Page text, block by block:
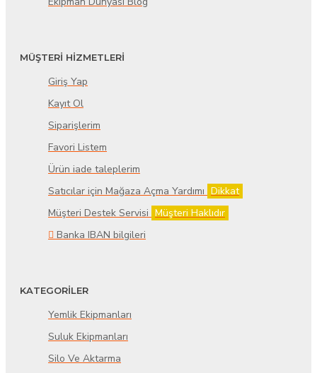
MÜŞTERİ HİZMETLERİ
Giriş Yap
Kayıt Ol
Siparişlerim
Favori Listem
Ürün iade taleplerim
Satıcılar için Mağaza Açma Yardımı Dikkat
Müşteri Destek Servisi Müşteri Haklıdır
Banka IBAN bilgileri
KATEGORİLER
Yemlik Ekipmanları
Suluk Ekipmanları
Silo Ve Aktarma